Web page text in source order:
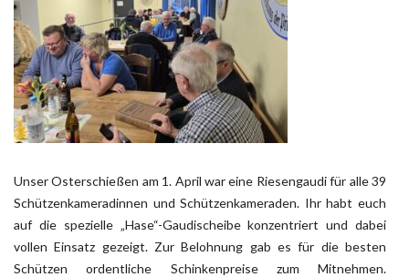
Unser Osterschießen am 1. April war eine Riesengaudi für alle 39
Schützenkameradinnen und Schützenkameraden. Ihr habt euch
auf die spezielle „Hase“-Gaudischeibe konzentriert und dabei
vollen Einsatz gezeigt. Zur Belohnung gab es für die besten
Schützen ordentliche Schinkenpreise zum Mitnehmen.